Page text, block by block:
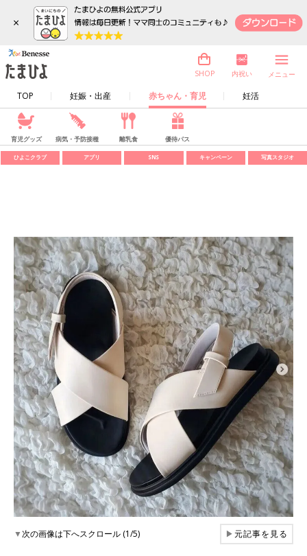
×
TOP 妊娠・出産 赤ちゃん・育児 妊活
SHOP 内祝い メニュー
育児グッズ 病気・予防接種 離乳食 優待パス
ひよこクラブ アプリ SNS キャンペーン 写真スタジオ
▼次の画像は下へスクロール (1/5) ▶元記事を見る